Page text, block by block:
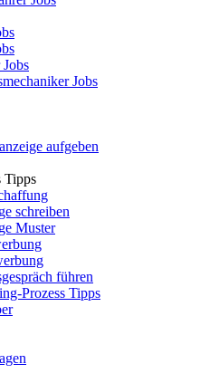
Jobs
aufgeben
Tipps
schreiben
Muster
führen
Prozess Tipps